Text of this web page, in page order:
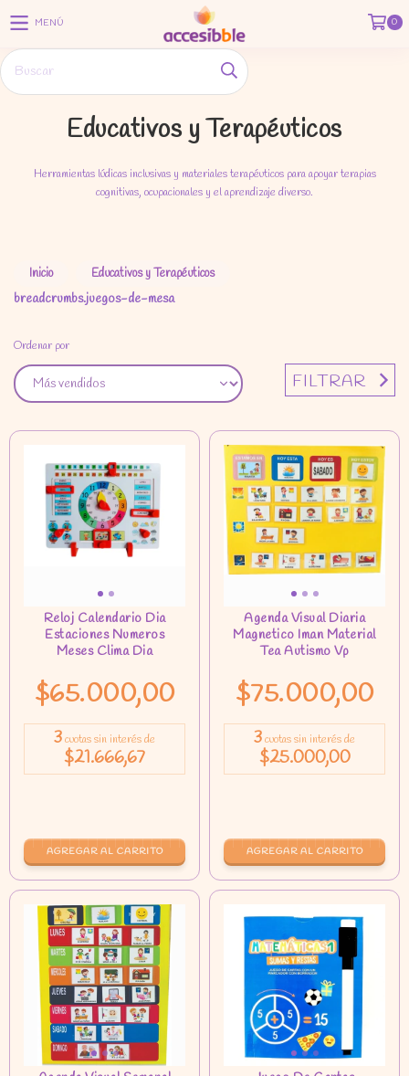
MENÚ 0
Educativos y Terapéuticos
Herramientas lúdicas inclusivas y materiales terapéuticos para apoyar terapias
cognitivas, ocupacionales y el aprendizaje diverso.
Inicio Educativos y Terapéuticos
breadcrumbs.juegos-de-mesa
Ordenar por
FILTRAR
$65.000,00
3cuotas sin interés de
$21.666,67
$75.000,00
3cuotas sin interés de
$25.000,00
AGREGAR AL CARRITO